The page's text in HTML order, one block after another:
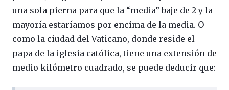
una sola pierna para que la “media” baje de 2 y la
mayoría estaríamos por encima de la media. O
como la ciudad del Vaticano, donde reside el
papa de la iglesia católica, tiene una extensión de
medio kilómetro cuadrado, se puede deducir que: